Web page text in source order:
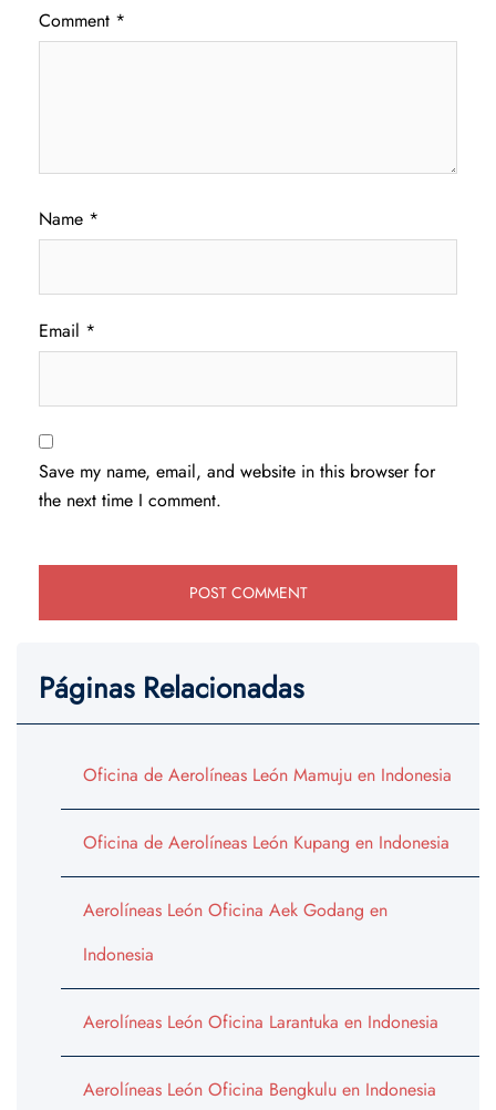
Comment *
Name *
Email *
Save my name, email, and website in this browser for
the next time I comment.
Páginas Relacionadas
Oficina de Aerolíneas León Mamuju en Indonesia
Oficina de Aerolíneas León Kupang en Indonesia
Aerolíneas León Oficina Aek Godang en
Indonesia
Aerolíneas León Oficina Larantuka en Indonesia
Aerolíneas León Oficina Bengkulu en Indonesia